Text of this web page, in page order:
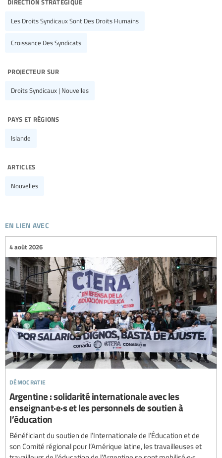
Les Droits Syndicaux Sont Des Droits Humains
Croissance Des Syndicats
projecteur sur
Droits Syndicaux | Nouvelles
pays et régions
Islande
articles
Nouvelles
en lien avec
démocratie
4 août 2026
Argentine : solidarité internationale avec les
enseignant·e·s et les personnels de soutien à
l’éducation
Bénéficiant du soutien de l’Internationale de l’Éducation et de
son Comité régional pour l’Amérique latine, les travailleuses et